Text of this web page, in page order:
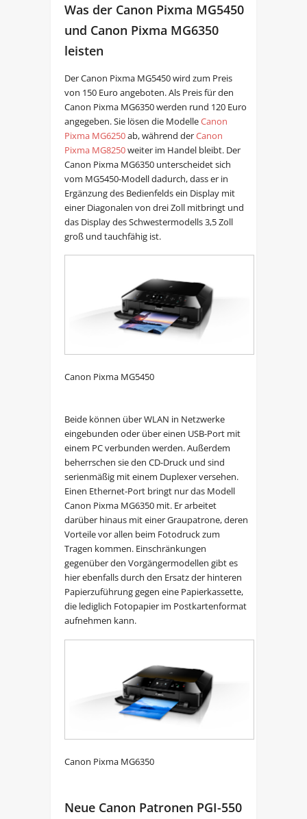
Was der Canon Pixma MG5450
und Canon Pixma MG6350
leisten
Der Canon Pixma MG5450 wird zum Preis
von 150 Euro angeboten. Als Preis für den
Canon Pixma MG6350 werden rund 120 Euro
angegeben. Sie lösen die ModelleCanon
Pixma MG6250ab, während derCanon
Pixma MG8250weiter im Handel bleibt. Der
Canon Pixma MG6350 unterscheidet sich
vom MG5450-Modell dadurch, dass er in
Ergänzung des Bedienfelds ein Display mit
einer Diagonalen von drei Zoll mitbringt und
das Display des Schwestermodells 3,5 Zoll
groß und tauchfähig ist.
Canon Pixma MG5450
Beide können über WLAN in Netzwerke
eingebunden oder über einen USB-Port mit
einem PC verbunden werden. Außerdem
beherrschen sie den CD-Druck und sind
serienmäßig mit einem Duplexer versehen.
Einen Ethernet-Port bringt nur das Modell
Canon Pixma MG6350 mit. Er arbeitet
darüber hinaus mit einer Graupatrone, deren
Vorteile vor allen beim Fotodruck zum
Tragen kommen. Einschränkungen
gegenüber den Vorgängermodellen gibt es
hier ebenfalls durch den Ersatz der hinteren
Papierzuführung gegen eine Papierkassette,
die lediglich Fotopapier im Postkartenformat
aufnehmen kann.
Canon Pixma MG6350
Neue Canon Patronen PGI-550